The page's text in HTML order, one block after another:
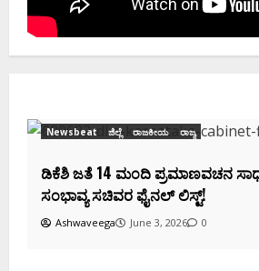
Newsbeat ಜಿಲ್ಲೆ ರಾಜಕೀಯ ರಾಜ್ಯ
ಡಿಕೆಶಿ ಜತೆ 14 ಮಂದಿ ಪ್ರಮಾಣವಚನ
ಸಂಭಾವ್ಯ ಸಚಿವರ ಫೈನಲ್ ಲಿಸ್ಟ್‌!
Ashwaveega June 3, 2026 0